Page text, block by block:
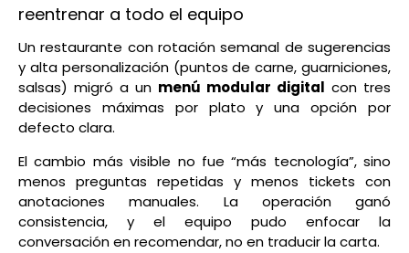
reentrenar a todo el equipo
Un restaurante con rotación semanal de sugerencias
y alta personalización (puntos de carne, guarniciones,
salsas) migró a un menú modular digital con tres
decisiones máximas por plato y una opción por
defecto clara.
El cambio más visible no fue “más tecnología”, sino
menos preguntas repetidas y menos tickets con
anotaciones manuales. La operación ganó
consistencia, y el equipo pudo enfocar la
conversación en recomendar, no en traducir la carta.